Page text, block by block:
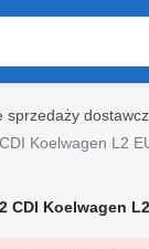
sprzedaży
Koelwagen L2
Koelwagen